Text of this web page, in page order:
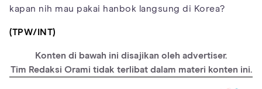
kapan nih mau pakai hanbok langsung di Korea?
(TPW/INT)
Konten di bawah ini disajikan oleh advertiser.
Tim Redaksi Orami tidak terlibat dalam materi konten ini.